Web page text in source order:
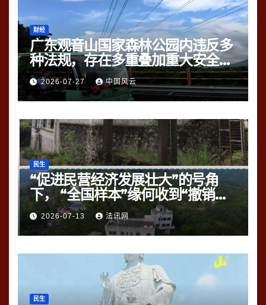
财经
广东观音山国家森林公园内违反多
种法规，存在多重叠加重大安全风
险2026-07-27 中国风云
民生
“促进民营经济发展壮大”的号角
下， “全国样本”缘何收到“撤销
令”？
2026-07-13 法讯网
民生